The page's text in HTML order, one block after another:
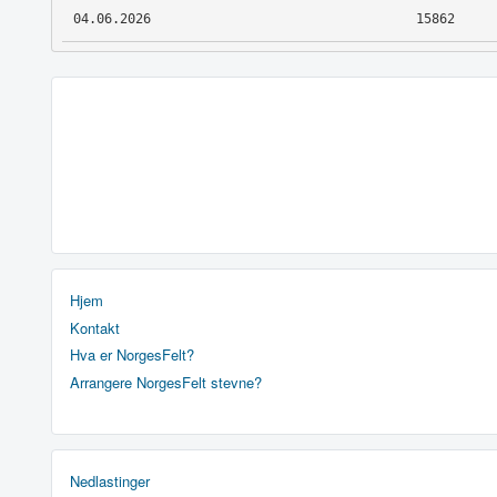
04.06.2026 15862
Hjem
Kontakt
Hva er NorgesFelt?
Arrangere NorgesFelt stevne?
Nedlastinger